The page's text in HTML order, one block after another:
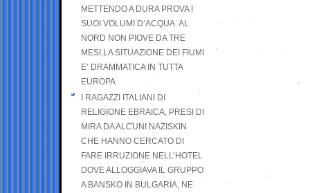
METTENDO A DURA PROVA I
SUOI VOLUMI D’ACQUA: AL
NORD NON PIOVE DA TRE
MESI,LA SITUAZIONE DEI FIUMI
E’ DRAMMATICA IN TUTTA
EUROPA
I RAGAZZI ITALIANI DI
RELIGIONE EBRAICA, PRESI DI
MIRA DA ALCUNI NAZISKIN
CHE HANNO CERCATO DI
FARE IRRUZIONE NELL’HOTEL
DOVE ALLOGGIAVA IL GRUPPO
A BANSKO IN BULGARIA, NE